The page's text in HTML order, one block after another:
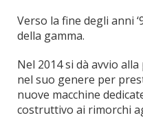
Verso la fine degli anni
della gamma.
Nel 2014 si dà avvio
nel suo genere per
nuove macchine
costruttivo ai rimorchi